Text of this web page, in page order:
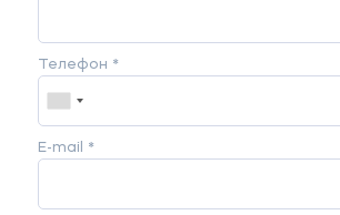
Телефон *
E-mail *